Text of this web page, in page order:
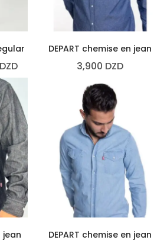
DZD
DEPART chemise en jean
3,900 DZD
jean DEPART chemise en jean